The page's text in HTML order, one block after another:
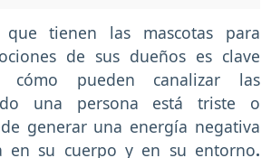
que tienen las mascotas para
de sus dueños es clave
cómo pueden canalizar las
una persona está triste o
generar una energía negativa
en su cuerpo y en su entorno.